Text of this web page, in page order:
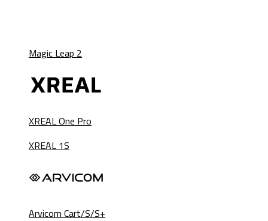
Magic Leap 2
XREAL One Pro
XREAL 1S
Arvicom Cart/S/S+